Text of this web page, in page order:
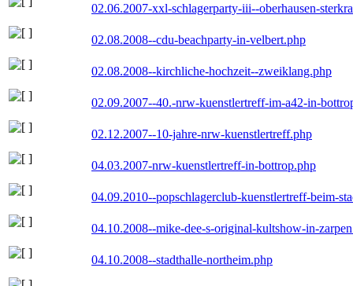
02.06.2007-xxl-schlagerparty-iii--oberhausen-
02.08.2008--cdu-beachparty-in-velbert.php
02.08.2008--kirchliche-hochzeit--zweiklang.php
02.09.2007--40.-nrw-kuenstlertreff-im-a42-in-
02.12.2007--10-jahre-nrw-kuenstlertreff.php
04.03.2007-nrw-kuenstlertreff-in-bottrop.php
04.09.2010--popschlagerclub-kuenstlertreff-beim-
04.10.2008--mike-dee-s-original-kultshow-in-
04.10.2008--stadthalle-northeim.php